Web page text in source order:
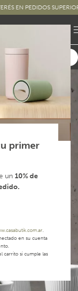
primer
un 10% de
.
en su cuenta
carrito si cumple las
SUPERIORES A